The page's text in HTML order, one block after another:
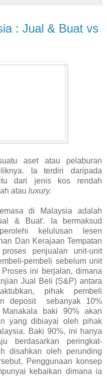
: Jual & Buat vs
aset atau pelaburan
Ia terdiri daripada
dari jenis kos rendah
atau luxury.
di Malaysia adalah
& Buat'. Ia bermaksud
kelulusan lesen
Dan Kerajaan Tempatan
penjualan unit-unit
pembeli sebelum unit
ini berjalan, dimana
Jual Beli (S&P) antara
pihak pembeli
deposit sebanyak 10%
baki 90% akan
yang dibiayai oleh pihak
Baki 90%, ini hanya
berdasarkan peringkat-
disahkan oleh perunding
Penggunaan konsep
kebaikan dimana ia